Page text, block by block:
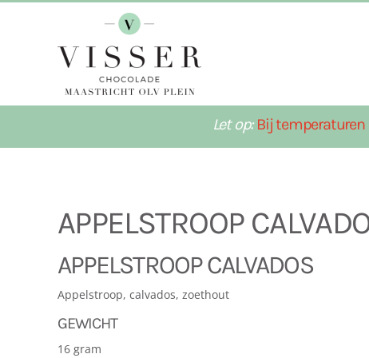
Terug naar hoofdinhoud
Let op:Bij temperaturen
APPELSTROOP
APPELSTROOP CALVADOS
Appelstroop, calvados, zoethout
GEWICHT
16 gram